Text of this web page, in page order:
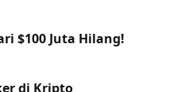
$100 Juta Hilang!
di Kripto